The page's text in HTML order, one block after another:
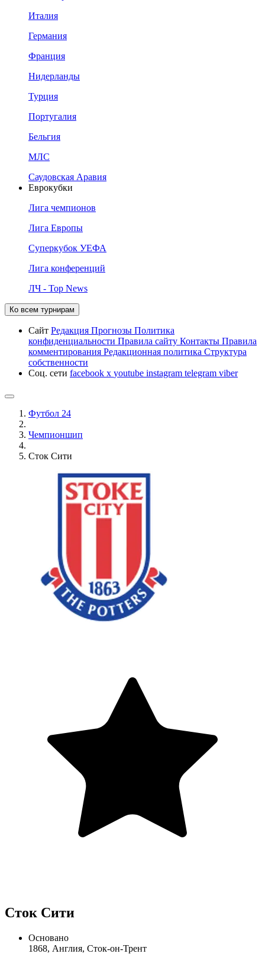
Италия
Германия
Франция
Нидерланды
Турция
Португалия
Бельгия
МЛС
Саудовская Аравия
Еврокубки
Лига чемпионов
Лига Европы
Суперкубок УЕФА
Лига конференций
ЛЧ - Top News
Ко всем турнирам
Сайт Редакция Прогнозы Политика
конфиденциальности Правила сайту Контакты Правила
комментирования Редакционная политика Структура
собственности
Соц. сети facebook x youtube instagram telegram viber
Футбол 24
Чемпионшип
Сток Сити
Сток Сити
Основано
1868, Англия, Сток-он-Трент